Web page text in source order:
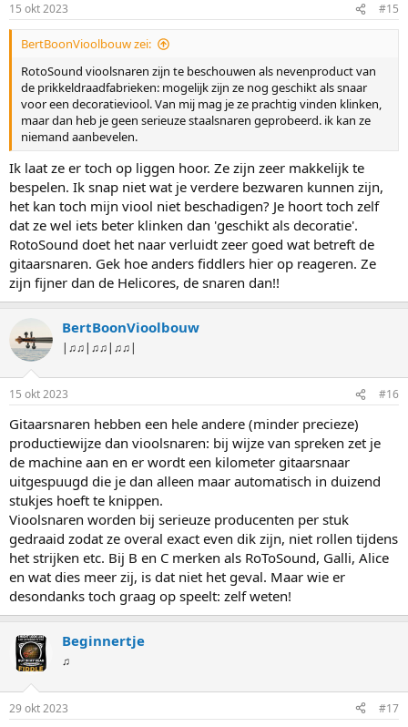
n
g
15 okt 2023 #15
BertBoonVioolbouw zei:
RotoSound vioolsnaren zijn te beschouwen als nevenproduct van
de prikkeldraadfabrieken: mogelijk zijn ze nog geschikt als snaar
voor een decoratieviool. Van mij mag je ze prachtig vinden klinken,
maar dan heb je geen serieuze staalsnaren geprobeerd. ik kan ze
niemand aanbevelen.
Ik laat ze er toch op liggen hoor. Ze zijn zeer makkelijk te
bespelen. Ik snap niet wat je verdere bezwaren kunnen zijn,
het kan toch mijn viool niet beschadigen? Je hoort toch zelf
dat ze wel iets beter klinken dan 'geschikt als decoratie'.
RotoSound doet het naar verluidt zeer goed wat betreft de
gitaarsnaren. Gek hoe anders fiddlers hier op reageren. Ze
zijn fijner dan de Helicores, de snaren dan!!
BertBoonVioolbouw
|♫♫|♫♫|♫♫|
15 okt 2023 #16
Gitaarsnaren hebben een hele andere (minder precieze)
productiewijze dan vioolsnaren: bij wijze van spreken zet je
de machine aan en er wordt een kilometer gitaarsnaar
uitgespuugd die je dan alleen maar automatisch in duizend
stukjes hoeft te knippen.
Vioolsnaren worden bij serieuze producenten per stuk
gedraaid zodat ze overal exact even dik zijn, niet rollen tijdens
het strijken etc. Bij B en C merken als RoToSound, Galli, Alice
en wat dies meer zij, is dat niet het geval. Maar wie er
desondanks toch graag op speelt: zelf weten!
Beginnertje
♫
29 okt 2023 #17